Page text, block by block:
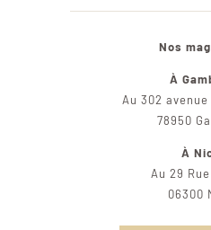
Nos
À
Au 302
78950
À
Au 29
06300